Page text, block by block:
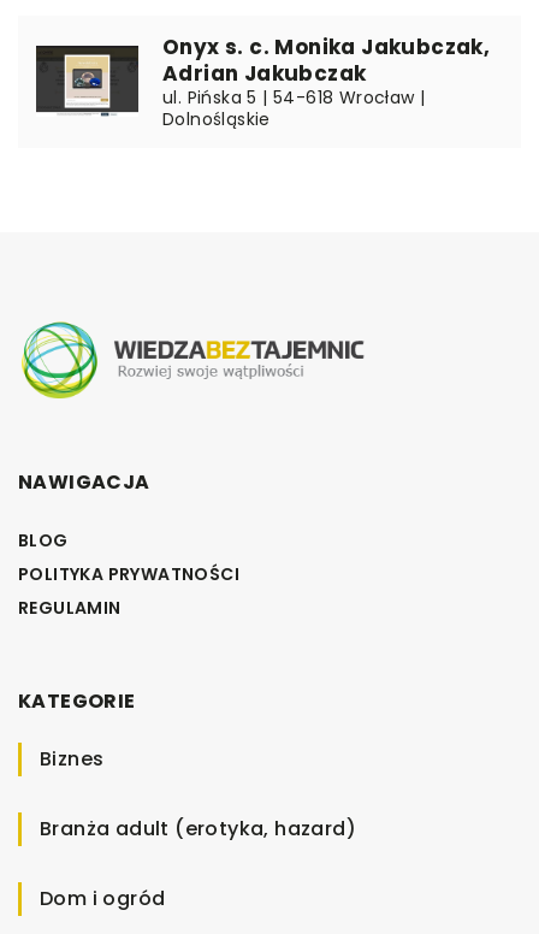
Onyx s. c. Monika Jakubczak,
Adrian Jakubczak
ul. Pińska 5 | 54-618 Wrocław |
Dolnośląskie
NAWIGACJA
BLOG
POLITYKA PRYWATNOŚCI
REGULAMIN
KATEGORIE
Biznes
Branża adult (erotyka, hazard)
Dom i ogród